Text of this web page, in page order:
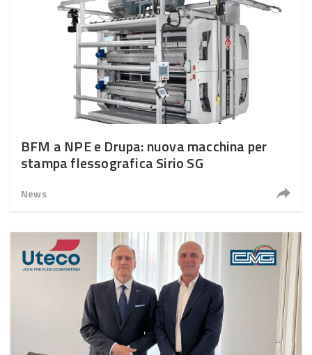
BFM a NPE e Drupa: nuova macchina per
stampa flessografica Sirio SG
News